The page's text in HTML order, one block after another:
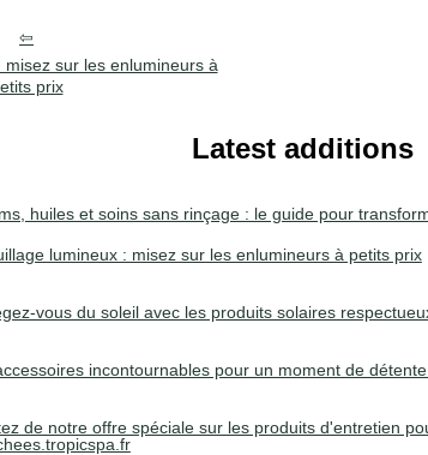
sur les enlumineurs à
prix
Latest additions
huiles et soins sans rinçage : le guide pour
lumineux : misez sur les enlumineurs à petits prix
vous du soleil avec les produits solaires
incontournables pour un moment de
de notre offre spéciale sur les produits d'entretien